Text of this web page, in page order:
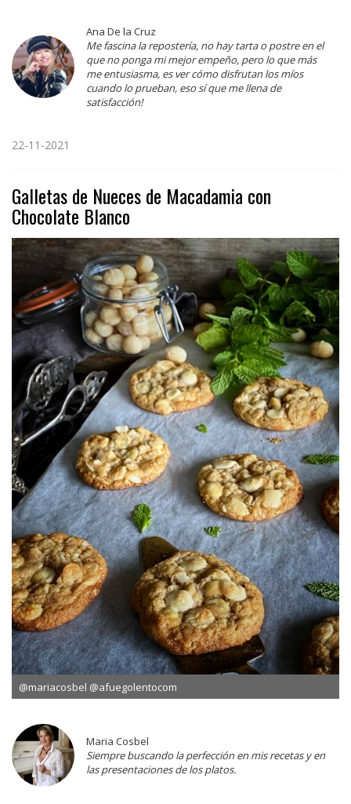
Ana De la Cruz
Me fascina la repostería, no hay tarta o postre en el
que no ponga mi mejor empeño, pero lo que más
me entusiasma, es ver cómo disfrutan los míos
cuando lo prueban, eso sí que me llena de
satisfacción!
22-11-2021
Galletas de Nueces de Macadamia con
Chocolate Blanco
@mariacosbel @afuegolentocom
Maria Cosbel
Siempre buscando la perfección en mis recetas y en
las presentaciones de los platos.